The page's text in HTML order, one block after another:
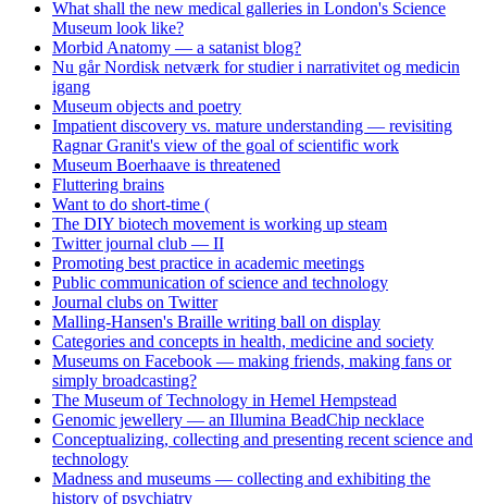
What shall the new medical galleries in London's Science
Museum look like?
Morbid Anatomy — a satanist blog?
Nu går Nordisk netværk for studier i narrativitet og medicin
igang
Museum objects and poetry
Impatient discovery vs. mature understanding — revisiting
Ragnar Granit's view of the goal of scientific work
Museum Boerhaave is threatened
Fluttering brains
Want to do short-time (
The DIY biotech movement is working up steam
Twitter journal club — II
Promoting best practice in academic meetings
Public communication of science and technology
Journal clubs on Twitter
Malling-Hansen's Braille writing ball on display
Categories and concepts in health, medicine and society
Museums on Facebook — making friends, making fans or
simply broadcasting?
The Museum of Technology in Hemel Hempstead
Genomic jewellery — an Illumina BeadChip necklace
Conceptualizing, collecting and presenting recent science and
technology
Madness and museums — collecting and exhibiting the
history of psychiatry